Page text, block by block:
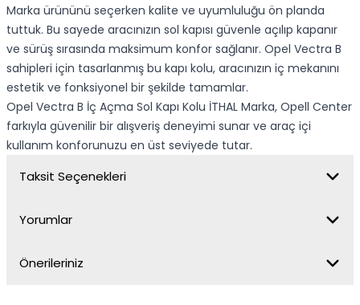
Marka ürününü seçerken kalite ve uyumluluğu ön planda
tuttuk. Bu sayede aracınızın sol kapısı güvenle açılıp kapanır
ve sürüş sırasında maksimum konfor sağlanır. Opel Vectra B
sahipleri için tasarlanmış bu kapı kolu, aracınızın iç mekanını
estetik ve fonksiyonel bir şekilde tamamlar.
Opel Vectra B İç Açma Sol Kapı Kolu İTHAL Marka, Opell Center
farkıyla güvenilir bir alışveriş deneyimi sunar ve araç içi
kullanım konforunuzu en üst seviyede tutar.
Taksit Seçenekleri
Yorumlar
Önerileriniz